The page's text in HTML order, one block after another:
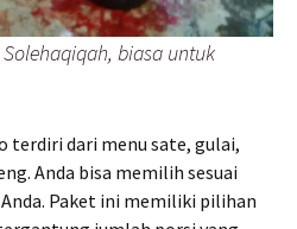
biasa untuk
terdiri dari menu sate, gulai,
Anda bisa memilih sesuai
Paket ini memiliki pilihan